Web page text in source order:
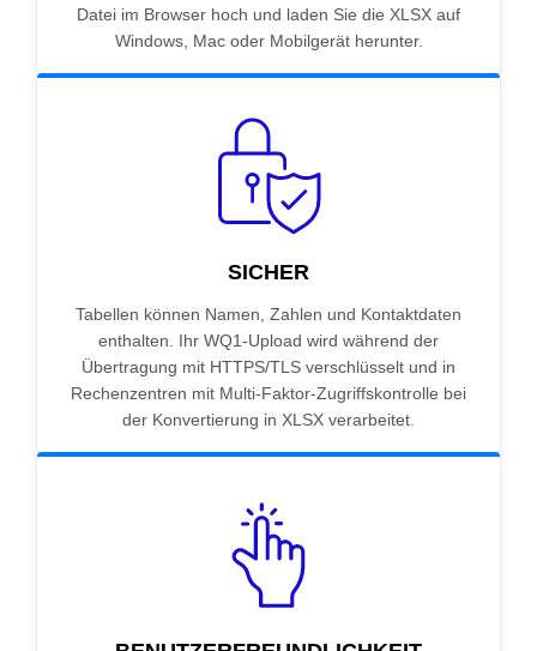
Datei im Browser hoch und laden Sie die XLSX auf
Windows, Mac oder Mobilgerät herunter.
SICHER
Tabellen können Namen, Zahlen und Kontaktdaten
enthalten. Ihr WQ1-Upload wird während der
Übertragung mit HTTPS/TLS verschlüsselt und in
Rechenzentren mit Multi-Faktor-Zugriffskontrolle bei
der Konvertierung in XLSX verarbeitet.